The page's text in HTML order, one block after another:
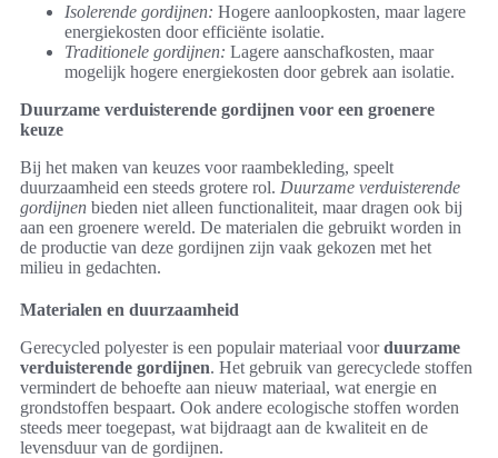
Isolerende gordijnen: Hogere aanloopkosten, maar lagere
energiekosten door efficiënte isolatie.
Traditionele gordijnen: Lagere aanschafkosten, maar
mogelijk hogere energiekosten door gebrek aan isolatie.
Duurzame verduisterende gordijnen voor een groenere
keuze
Bij het maken van keuzes voor raambekleding, speelt
duurzaamheid een steeds grotere rol. Duurzame verduisterende
gordijnen bieden niet alleen functionaliteit, maar dragen ook bij
aan een groenere wereld. De materialen die gebruikt worden in
de productie van deze gordijnen zijn vaak gekozen met het
milieu in gedachten.
Materialen en duurzaamheid
Gerecycled polyester is een populair materiaal voorduurzame
verduisterende gordijnen. Het gebruik van gerecyclede stoffen
vermindert de behoefte aan nieuw materiaal, wat energie en
grondstoffen bespaart. Ook andere ecologische stoffen worden
steeds meer toegepast, wat bijdraagt aan de kwaliteit en de
levensduur van de gordijnen.